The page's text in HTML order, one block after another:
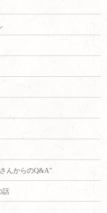
んからのQ&A”
話